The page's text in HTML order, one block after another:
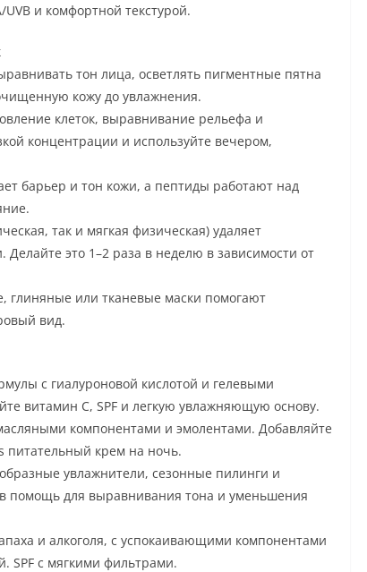
и комфортной текстурой.
тон лица, осветлять пигментные пятна
кожу до увлажнения.
клеток, выравнивание рельефа и
концентрации и используйте вечером,
барьер и тон кожи, а пептиды работают над
так и мягкая физическая) удаляет
это 1–2 раза в неделю в зависимости от
или тканевые маски помогают
вид.
с гиалуроновой кислотой и гелевыми
витамин С, SPF и легкую увлажняющую основу.
компонентами и эмолентами. Добавляйте
питательный крем на ночь.
увлажнители, сезонные пилинги и
помощь для выравнивания тона и уменьшения
и алкоголя, с успокаивающими компонентами
SPF с мягкими фильтрами.